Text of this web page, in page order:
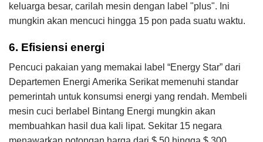
keluarga besar, carilah mesin dengan label
plus . Ini
mungkin akan mencuci hingga 15 pon pada suatu waktu.
6. E​fisiensi energi
Pencuci pakaian yang memakai label “Energy Star” dari
Departemen Energi Amerika Serikat memenuhi standar
pemerintah untuk konsumsi energi yang rendah. Membeli
mesin cuci berlabel Bintang Energi mungkin akan
membuahkan hasil dua kali lipat. Sekitar 15 negara